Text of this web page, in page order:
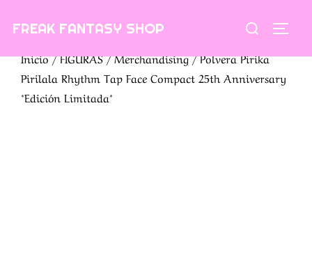
FREAK FANTASY SHOP Buscar:
Inicio/FIGURAS/Merchandising/ Polvera Pirika
Pirilala Rhythm Tap Face Compact 25th Anniversary
*Edición Limitada*